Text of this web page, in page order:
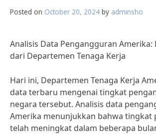
Posted on October 20, 2024 by adminsho
Analisis Data Pengangguran Amerika:
dari Departemen Tenaga Kerja
Hari ini, Departemen Tenaga Kerja
data terbaru mengenai tingkat
negara tersebut. Analisis data
Amerika menunjukkan bahwa tingkat
telah meningkat dalam beberapa